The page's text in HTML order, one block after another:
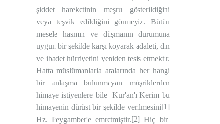
şiddet hareketinin meşru gösterildiğini
veya teşvik edildiğini görmeyiz. Bütün
mesele hasmın ve düşmanın durumuna
uygun bir şekilde karşı koyarak adaleti, din
ve ibadet hürriyetini yeniden tesis etmektir.
Hatta müslümanlarla aralarında her hangi
bir anlaşma bulunmayan müşriklerden
himaye istiyenlere bile
Kur'an'ı Kerim bu
himayenin dürüst bir şekilde verilmesini[1]
Hz. Peygamber'e emretmiştir.[2] Hiç bir